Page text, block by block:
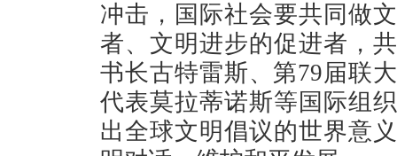
冲击，国际社会要共同做
者、文明进步的促进者，
书长古特雷斯、第79届联
代表莫拉蒂诺斯等国际组
出全球文明倡议的世界意